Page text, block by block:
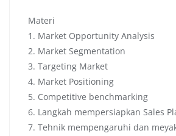
Materi
1. Market Opportunity Analysis
2. Market Segmentation
3. Targeting Market
4. Market Positioning
5. Competitive benchmarking
6. Langkah mempersiapkan Sales
7. Tehnik mempengaruhi dan